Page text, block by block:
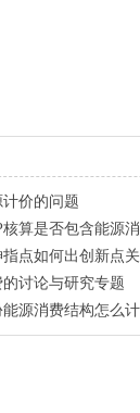
价的问题
核算是否包含能源
点如何出创新点关
讨论与研究专题
源消费结构怎么